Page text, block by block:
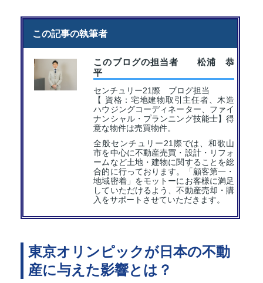
この記事の執筆者
このブログの担当者 松浦 恭
平
センチュリー21際 ブログ担当
【 資格：宅地建物取引主任者、木造
ハウジングコーディネーター、ファイ
ナンシャル・プランニング技能士】得
意な物件は売買物件。
全般センチュリー21際では、和歌山
市を中心に不動産売買・設計・リフォ
ームなど土地・建物に関することを総
合的に行っております。「顧客第一・
地域密着」をモットーにお客様に満足
していただけるよう、不動産売却・購
入をサポートさせていただきます。
東京オリンピックが日本の不動
産に与えた影響とは？